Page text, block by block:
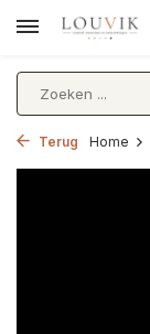
Terug Home